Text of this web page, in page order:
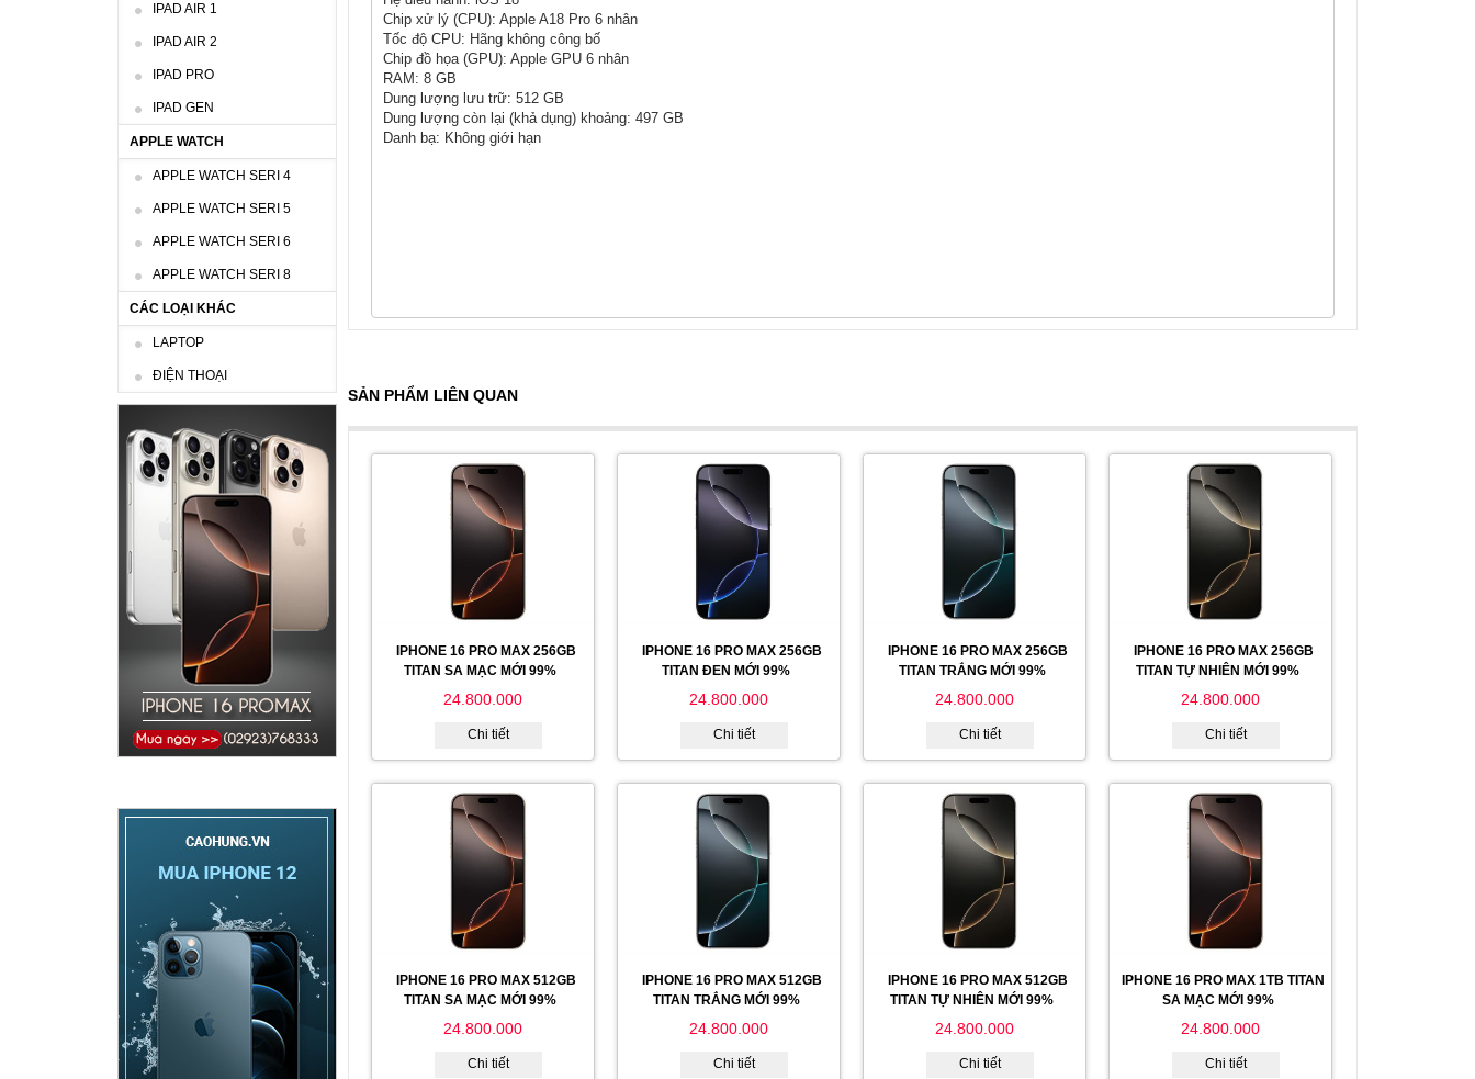
IPAD AIR 1
IPAD AIR 2
IPAD PRO
IPAD GEN
APPLE WATCH
APPLE WATCH SERI 4
APPLE WATCH SERI 5
APPLE WATCH SERI 6
APPLE WATCH SERI 8
CÁC LOẠI KHÁC
LAPTOP
ĐIỆN THOẠI
Chip xử lý (CPU): Apple A18 Pro 6 nhân
Tốc độ CPU: Hãng không công bố
Chip đồ họa (GPU): Apple GPU 6 nhân
RAM: 8 GB
Dung lượng lưu trữ: 512 GB
Dung lượng còn lại (khả dụng) khoảng: 497 GB
Danh bạ: Không giới hạn
SẢN PHẨM LIÊN QUAN
IPHONE 16 PRO MAX 256GB
TITAN SA MẠC MỚI 99%
24.800.000
Chi tiết
IPHONE 16 PRO MAX 256GB
TITAN ĐEN MỚI 99%
24.800.000
Chi tiết
IPHONE 16 PRO MAX 256GB
TITAN TRẮNG MỚI 99%
24.800.000
Chi tiết
IPHONE 16 PRO MAX 256GB
TITAN TỰ NHIÊN MỚI 99%
24.800.000
Chi tiết
IPHONE 16 PRO MAX 512GB
TITAN SA MẠC MỚI 99%
24.800.000
Chi tiết
IPHONE 16 PRO MAX 512GB
TITAN TRẮNG MỚI 99%
24.800.000
Chi tiết
IPHONE 16 PRO MAX 512GB
TITAN TỰ NHIÊN MỚI 99%
24.800.000
Chi tiết
IPHONE 16 PRO MAX 1TB TITAN
SA MẠC MỚI 99%
24.800.000
Chi tiết